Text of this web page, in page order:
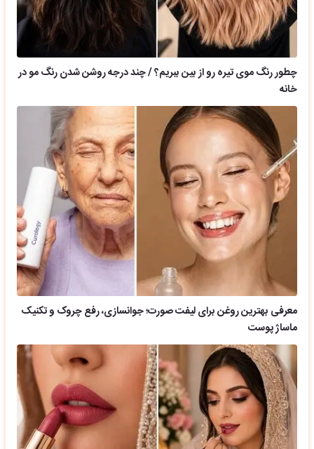
چطور رنگ موی تیره رو از بین ببریم؟ / چند درجه روشن شدن رنگ مو در
خانه
معرفی بهترین روغن برای لیفت صورت؛ جوانسازی، رفع چروک و تکنیک
ماساژ پوست